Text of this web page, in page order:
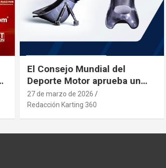
El Consejo Mundial del
Deporte Motor aprueba un
nuevo asiento de karting
27 de marzo de 2026
Redacción Karting 360